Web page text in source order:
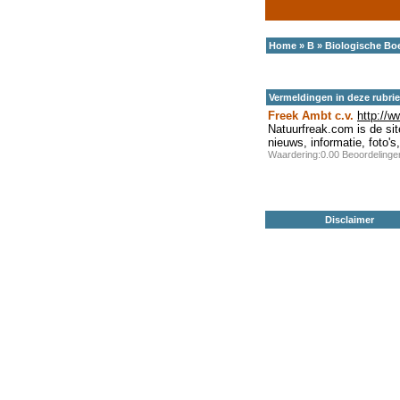
Home » B » Biologische
Vermeldingen in deze
Freek Ambt c.v. http://
Natuurfreak.com is de
nieuws, informatie,
Waardering:0.00
Disclaimer